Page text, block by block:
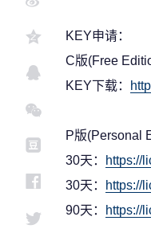
KEY申请：
C版(Free
KEY下载：
P版(Personal
30天：
https://
30天：
https://
90天：
https://